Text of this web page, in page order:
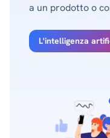
a un prodotto o
L'intelligenza